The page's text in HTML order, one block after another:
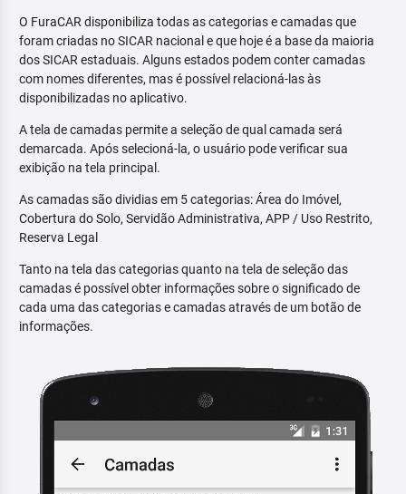
O FuraCAR disponibiliza todas as categorias e camadas que
foram criadas no SICAR nacional e que hoje é a base da maioria
dos SICAR estaduais. Alguns estados podem conter camadas
com nomes diferentes, mas é possível relacioná-las às
disponibilizadas no aplicativo.
A tela de camadas permite a seleção de qual camada será
demarcada. Após selecioná-la, o usuário pode verificar sua
exibição na tela principal.
As camadas são dividias em 5 categorias: Área do Imóvel,
Cobertura do Solo, Servidão Administrativa, APP / Uso Restrito,
Reserva Legal
Tanto na tela das categorias quanto na tela de seleção das
camadas é possível obter informações sobre o significado de
cada uma das categorias e camadas através de um botão de
informações.